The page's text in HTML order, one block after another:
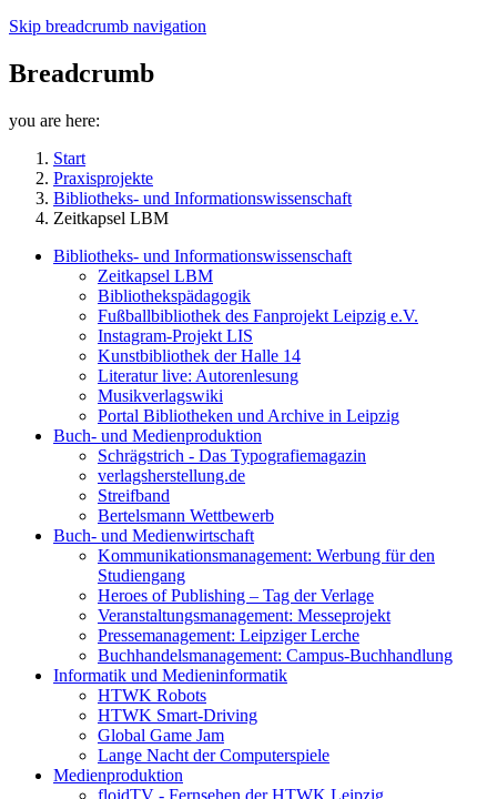
Skip breadcrumb navigation
Breadcrumb
you are here:
Start
Praxisprojekte
Bibliotheks- und Informationswissenschaft
Zeitkapsel LBM
Bibliotheks- und Informationswissenschaft
Zeitkapsel LBM
Bibliothekspädagogik
Fußballbibliothek des Fanprojekt Leipzig e.V.
Instagram-Projekt LIS
Kunstbibliothek der Halle 14
Literatur live: Autorenlesung
Musikverlagswiki
Portal Bibliotheken und Archive in Leipzig
Buch- und Medienproduktion
Schrägstrich - Das Typografiemagazin
verlagsherstellung.de
Streifband
Bertelsmann Wettbewerb
Buch- und Medienwirtschaft
Kommunikationsmanagement: Werbung für den
Studiengang
Heroes of Publishing – Tag der Verlage
Veranstaltungsmanagement: Messeprojekt
Pressemanagement: Leipziger Lerche
Buchhandelsmanagement: Campus-Buchhandlung
Informatik und Medieninformatik
HTWK Robots
HTWK Smart-Driving
Global Game Jam
Lange Nacht der Computerspiele
Medienproduktion